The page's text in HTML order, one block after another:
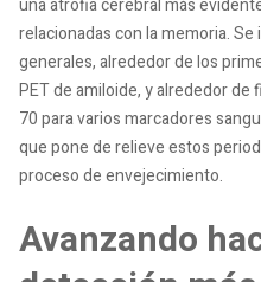
una atrofia cerebral más
relacionadas con la memoria.
generales, alrededor de los
PET de amiloide, y alrededor de
70 para varios marcadores
que pone de relieve estos
proceso de envejecimiento.
Avanzando